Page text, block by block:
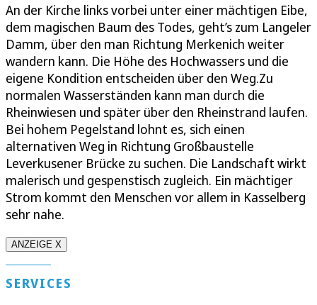
An der Kirche links vorbei unter einer mächtigen Eibe,
dem magischen Baum des Todes, geht’s zum Langeler
Damm, über den man Richtung Merkenich weiter
wandern kann. Die Höhe des Hochwassers und die
eigene Kondition entscheiden über den Weg.Zu
normalen Wasserständen kann man durch die
Rheinwiesen und später über den Rheinstrand laufen.
Bei hohem Pegelstand lohnt es, sich einen
alternativen Weg in Richtung Großbaustelle
Leverkusener Brücke zu suchen. Die Landschaft wirkt
malerisch und gespenstisch zugleich. Ein mächtiger
Strom kommt den Menschen vor allem in Kasselberg
sehr nahe.
ANZEIGE X
SERVICES